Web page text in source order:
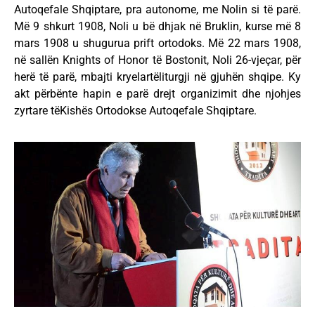
Autoqefale Shqiptare, pra autonome, me Nolin si të parë.
Më 9 shkurt 1908, Noli u bë dhjak në Bruklin, kurse më 8
mars 1908 u shugurua prift ortodoks. Më 22 mars 1908,
në sallën Knights of Honor të Bostonit, Noli 26-vjeçar, për
herë të parë, mbajti kryelartëliturgji në gjuhën shqipe. Ky
akt përbënte hapin e parë drejt organizimit dhe njohjes
zyrtare tëKishës Ortodokse Autoqefale Shqiptare.